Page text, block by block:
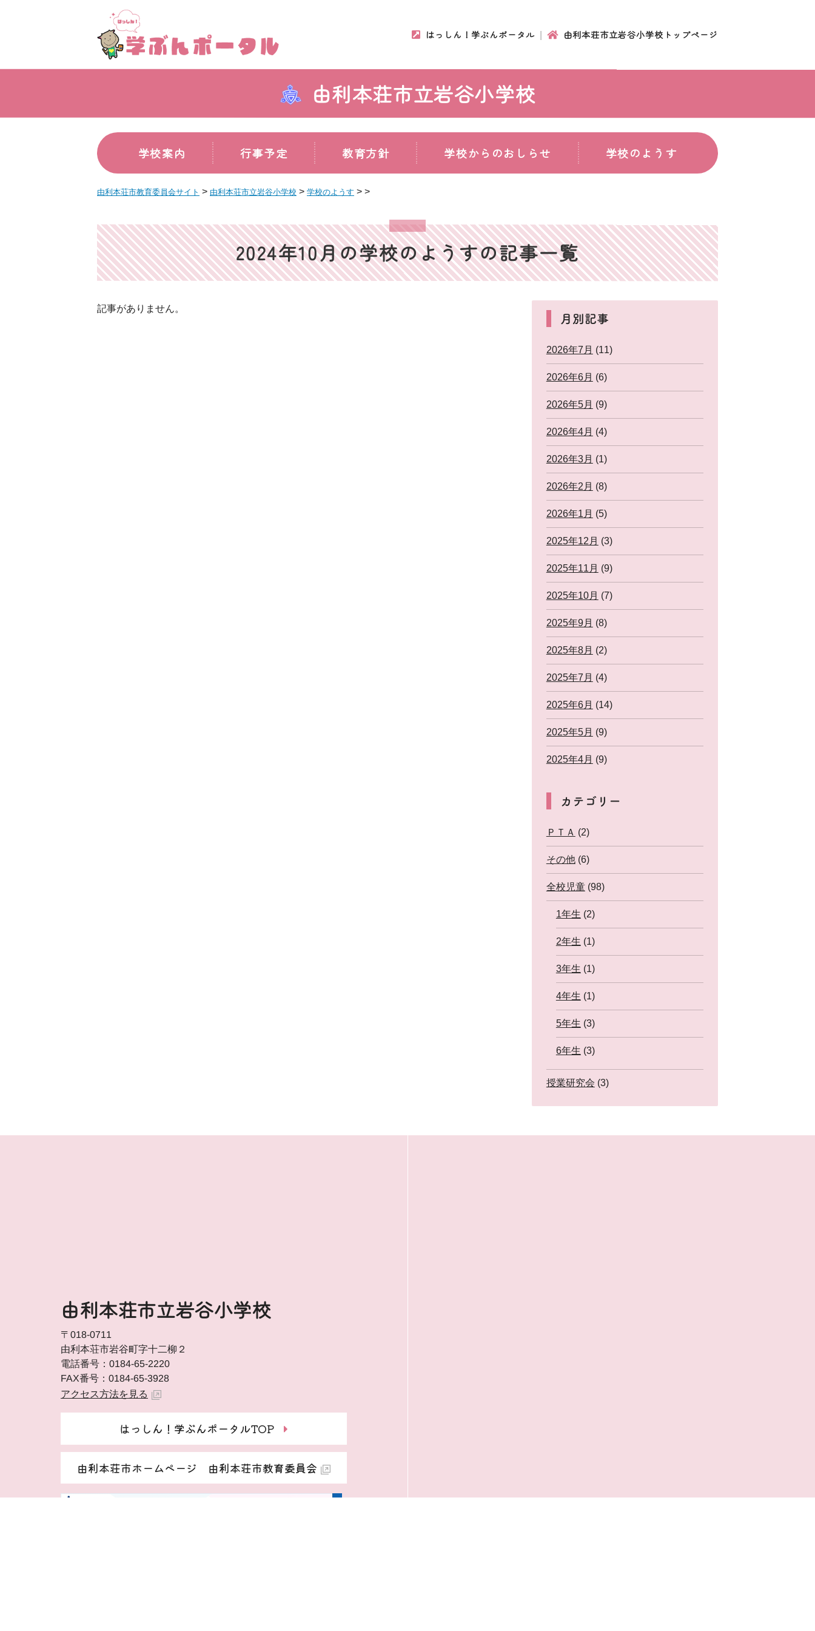
はっしん！学ぶんポータル 由利本荘市立岩谷小学校トップページ
由利本荘市立岩谷小学校
学校案内 行事予定 教育方針 学校からのおしらせ 学校のようす
由利本荘市教育委員会サイト > 由利本荘市立岩谷小学校 > 学校のようす > >
2024年10月の学校のようすの記事一覧
記事がありません。
月別記事
2026年7月 (11)
2026年6月 (6)
2026年5月 (9)
2026年4月 (4)
2026年3月 (1)
2026年2月 (8)
2026年1月 (5)
2025年12月 (3)
2025年11月 (9)
2025年10月 (7)
2025年9月 (8)
2025年8月 (2)
2025年7月 (4)
2025年6月 (14)
2025年5月 (9)
2025年4月 (9)
カテゴリー
ＰＴＡ (2)
その他(6)
全校児童(98)
1年生 (2)
2年生 (1)
3年生 (1)
4年生 (1)
5年生 (3)
6年生 (3)
授業研究会 (3)
由利本荘市立岩谷小学校
〒018-0711
由利本荘市岩谷町字十二柳２
電話番号：0184-65-2220
FAX番号：0184-65-3928
アクセス方法を見る
はっしん！学ぶんポータルTOP
由利本荘市ホームページ 由利本荘市教育委員会